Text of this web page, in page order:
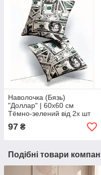
Наволочка (Бязь)
"Доллар" | 60х60 см
Тёмно-зелений від 2х шт
97 ₴
Подібні товари